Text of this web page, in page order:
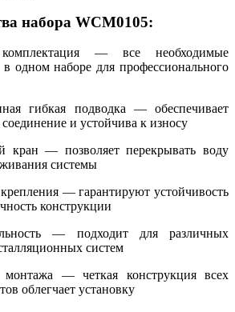
набора WCM0105:
— все необходимые
одном наборе для профессионального
гибкая подводка — обеспечивает
и устойчива к износу
кран — позволяет перекрывать воду
системы
— гарантируют устойчивость
конструкции
— подходит для различных
систем
монтажа — четкая конструкция всех
облегчает установку